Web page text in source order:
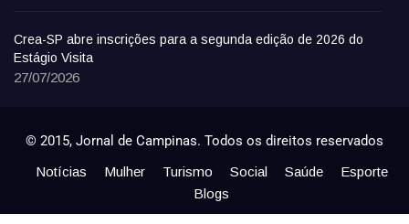
Crea-SP abre inscrições para a segunda edição de 2026 do
Estágio Visita
27/07/2026
© 2015, Jornal de Campinas. Todos os direitos reservados
Notícias Mulher Turismo Social Saúde
Esporte
Blogs